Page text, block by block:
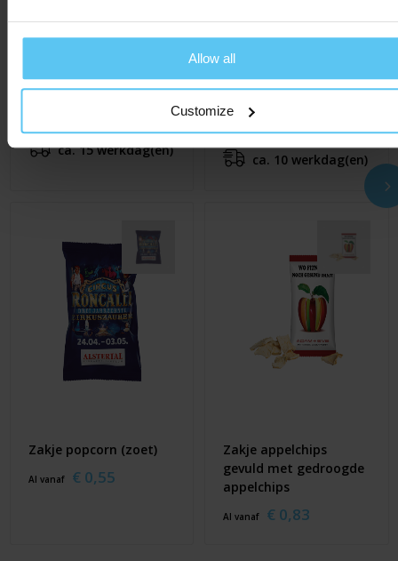
Allow all
Customize
Powerbar energyreep
ca. 15 werkdag(en)
Magnetron popcorn -
zoet / zout - 100 gram
Al vanaf € 1,65
ca. 10 werkdag(en)
Zakje popcorn (zoet)
Al vanaf € 0,55
Zakje appelchips
gevuld met gedroogde
appelchips
Al vanaf € 0,83